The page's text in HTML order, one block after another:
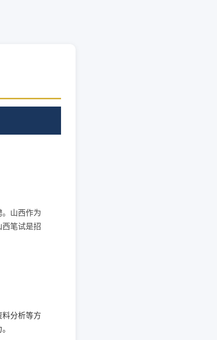
山西作为
笔试是招
分析等方